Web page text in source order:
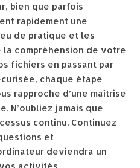
bien que parfois
rapidement une
de pratique et les
la compréhension de votre
fichiers en passant par
chaque étape
rapproche d’une maîtrise
N’oubliez jamais que
continu. Continuez
et
deviendra un